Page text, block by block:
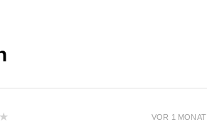
VOR 1 MONAT